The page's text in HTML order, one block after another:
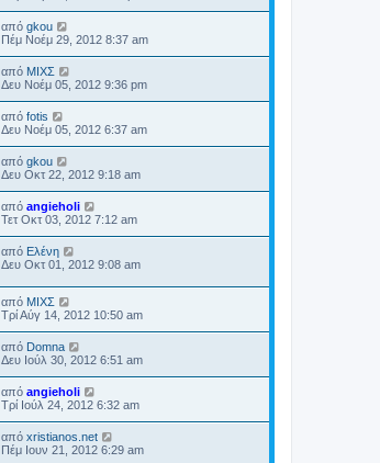
από gkou
Πέμ Νοέμ 29, 2012 8:37 am
από ΜΙΧΣ
Δευ Νοέμ 05, 2012 9:36 pm
από fotis
Δευ Νοέμ 05, 2012 6:37 am
από gkou
Δευ Οκτ 22, 2012 9:18 am
από angieholi
Τετ Οκτ 03, 2012 7:12 am
από Ελένη
Δευ Οκτ 01, 2012 9:08 am
από ΜΙΧΣ
Τρί Αύγ 14, 2012 10:50 am
από Domna
Δευ Ιούλ 30, 2012 6:51 am
από angieholi
Τρί Ιούλ 24, 2012 6:32 am
από xristianos.net
Πέμ Ιουν 21, 2012 6:29 am